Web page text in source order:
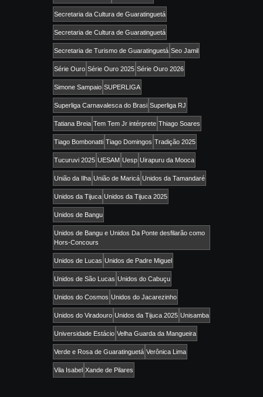
Secretaria da Cultura de Guaratinguetá
Secretaria de Cultura de Guaratinguetá
Secretaria de Turismo de Guaratinguetá Seo Jamil
Série Ouro Série Ouro 2025 Série Ouro 2026
Simone Sampaio SUPERLIGA
Superliga Carnavalesca do Brasi Superliga RJ
Tatiana Breia Tem Tem Jr intérprete Thiago Soares
Tiago Bombonatti Tiago Domingos Tradição 2025
Tucuruvi 2025 UESAM Uesp Uirapuru da Mooca
União da Ilha União de Maricá Unidos da Tamandaré
Unidos da Tijuca Unidos da Tijuca 2025
Unidos de Bangu
Unidos de Bangu e Unidos Da Ponte desfilarão como
Hors-Concours
Unidos de Lucas Unidos de Padre Miguel
Unidos de São Lucas Unidos do Cabuçu
Unidos do Cosmos Unidos do Jacarezinho
Unidos do Viradouro Unidos da Tijuca 2025 Unisamba
Universidade Estácio Velha Guarda da Mangueira
Verde e Rosa de Guaratinguetá Verônica Lima
Vila Isabel Xande de Pilares